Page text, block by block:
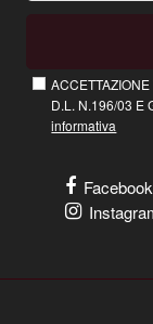
D.L. N.196/03 E
informativa
Facebook